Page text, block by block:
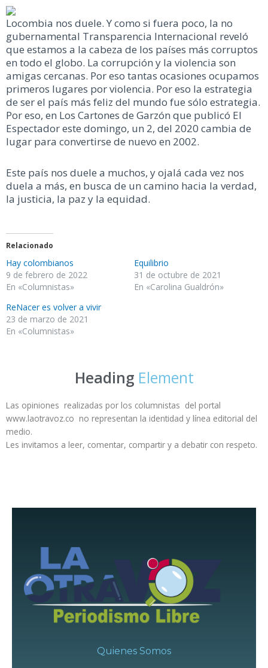
Locombia nos duele. Y como si fuera poco, la no
gubernamental Transparencia Internacional reveló
que estamos a la cabeza de los países más corruptos
en todo el globo. La corrupción y la violencia son
amigas cercanas. Por eso tantas ocasiones ocupamos
primeros lugares por violencia. Por eso la estrategia
de ser el país más feliz del mundo fue sólo estrategia.
Por eso, en Los Cartones de Garzón que publicó El
Espectador este domingo, un 2, del 2020 cambia de
lugar para convertirse de nuevo en 2002.
Este país nos duele a muchos, y ojalá cada vez nos
duela a más, en busca de un camino hacia la verdad,
la justicia, la paz y la equidad.
Relacionado
Hay colombianos
9 de febrero de 2022
En «Columnistas»
Equilibrio
31 de octubre de 2021
En «Carolina Gualdrón»
ReNacer es volver a vivir
23 de marzo de 2021
En «Columnistas»
Heading Element
Las opiniones realizadas por los columnistas del portal
www.laotravoz.co no representan la identidad y línea editorial del
medio.
Les invitamos a leer, comentar, compartir y a debatir con respeto.
Quienes Somos